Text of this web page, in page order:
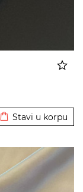
Stavi u korpu